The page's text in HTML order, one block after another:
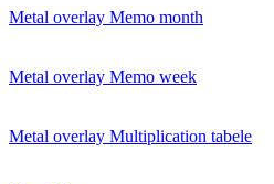
Metal overlay Memo month
Metal overlay Memo week
Metal overlay Multiplication tabele